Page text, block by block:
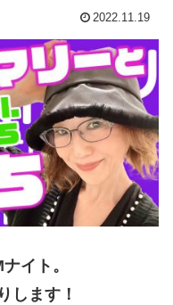
2022.11.19
イト。
します！